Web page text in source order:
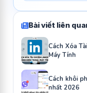
Bài viết liên
Cách Xóa
Máy Tính
Cách khôi
nhất 2026